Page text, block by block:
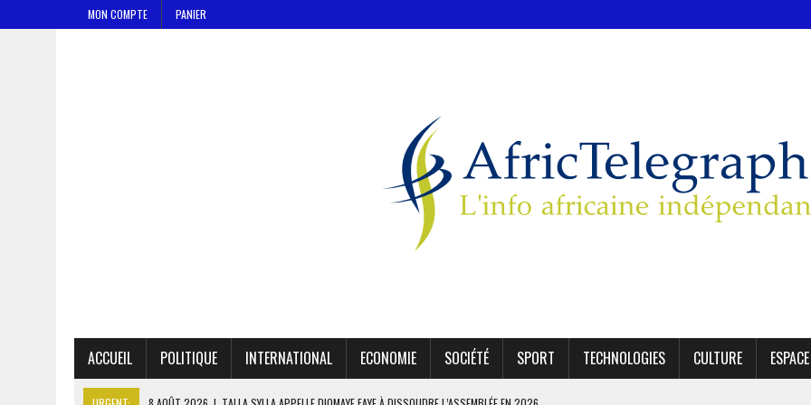
MON COMPTE PANIER
ACCUEIL POLITIQUE INTERNATIONAL ECONOMIE SOCIÉTÉ SPORT TECHNOLOGIES CULTURE